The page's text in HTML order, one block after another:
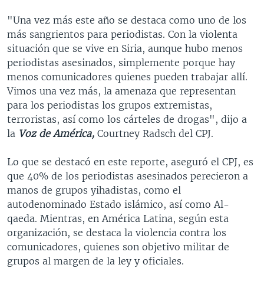
"Una vez más este año se destaca como uno de los
más sangrientos para periodistas. Con la violenta
situación que se vive en Siria, aunque hubo menos
periodistas asesinados, simplemente porque hay
menos comunicadores quienes pueden trabajar allí.
Vimos una vez más, la amenaza que representan
para los periodistas los grupos extremistas,
terroristas, así como los cárteles de drogas", dijo a
la Voz de América, Courtney Radsch del CPJ.
Lo que se destacó en este reporte, aseguró el CPJ, es
que 40% de los periodistas asesinados perecieron a
manos de grupos yihadistas, como el
autodenominado Estado islámico, así como Al-
qaeda. Mientras, en América Latina, según esta
organización, se destaca la violencia contra los
comunicadores, quienes son objetivo militar de
grupos al margen de la ley y oficiales.